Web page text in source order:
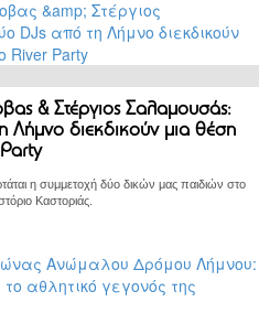
& Στέργιος Σαλαμουσάς:
Λήμνο διεκδικούν μια θέση
η συμμετοχή δύο δικών μας παιδιών στο
Καστοριάς.